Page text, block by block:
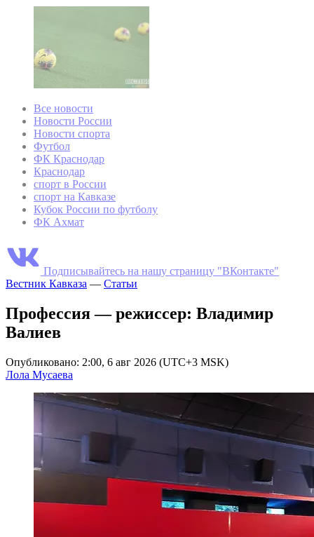
Все новости
Новости России
Новости спорта
Футбол
ФК Краснодар
Краснодар
спорт в России
спорт на Кавказе
Кубок России по футболу
ФК Ахмат
Подписывайтесь на нашу страницу "ВКонтакте"
Вестник Кавказа — Статьи
Профессия — режиссер: Владимир
Валиев
Опубликовано: 2:00, 6 авг 2026 (UTC+3 MSK)
Лола Мусаева